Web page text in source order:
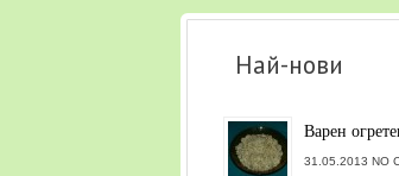
Най-нови
Варен
31.05.2013 NO